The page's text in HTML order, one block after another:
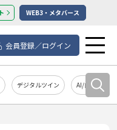
WEB3・メタバース
会員登録／ログイン
デジタルツイン AI/自然言語処